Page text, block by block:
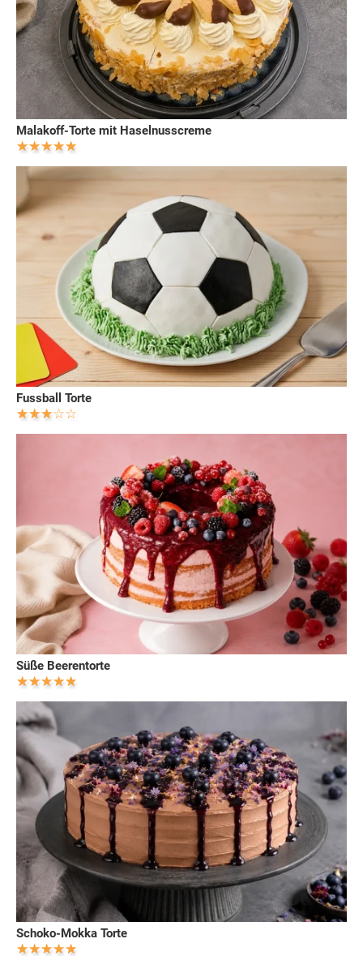
Malakoff-Torte mit Haselnusscreme
Fussball Torte
Süße Beerentorte
Schoko-Mokka Torte